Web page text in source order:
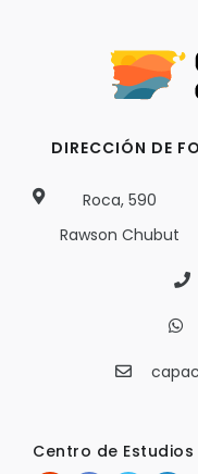
DIRECCIÓN DE
Roca, 590
Rawson Chubut
Centro de